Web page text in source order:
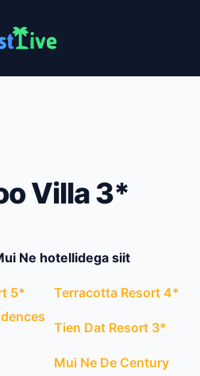
Villa 3*
Ne hotellidega siit
5*
Terracotta Resort 4*
Tien Dat Resort 3*
Mui Ne De Century